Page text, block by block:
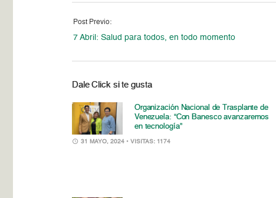
Post Previo:
7 Abril: Salud para todos, en todo momento
Dale Click si te gusta
Organización Nacional de Trasplante de
Venezuela: “Con Banesco avanzaremos
en tecnología”
31 MAYO, 2024 • VISITAS: 1174